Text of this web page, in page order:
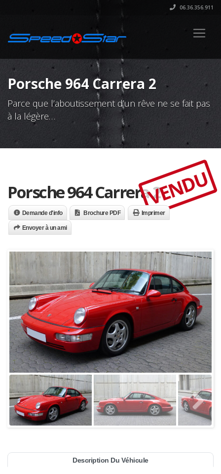
06.36.356.911
Porsche 964 Carrera 2
Parce que l’aboutissement d’un rêve ne se fait pas
à la légère…
Porsche 964 Carrera 2VENDU
Demande d'info Brochure PDF Imprimer
Envoyer à un ami
Description Du Véhicule